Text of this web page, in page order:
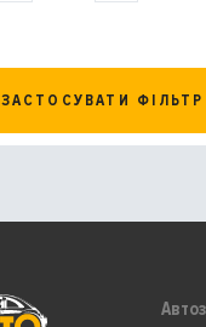
ЗАСТОСУВАТИ ФІЛЬТР